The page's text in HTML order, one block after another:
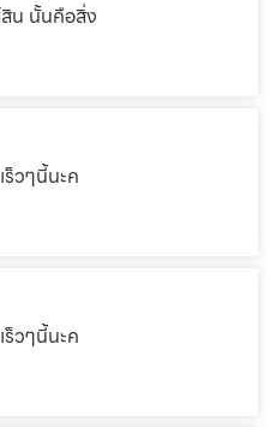
น นั้นคือสิ่ง
ร็วๆนี้นะค
ร็วๆนี้นะค